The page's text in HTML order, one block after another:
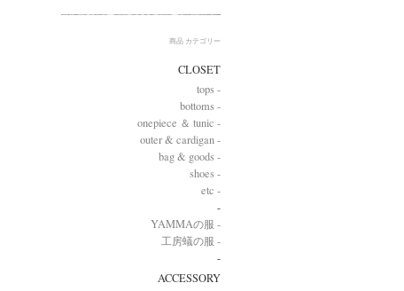
商品 カテゴリー
CLOSET
tops -
bottoms -
onepiece ＆ tunic -
outer & cardigan -
bag & goods -
shoes -
etc -
-
YAMMAの服 -
工房蟻の服 -
-
ACCESSORY